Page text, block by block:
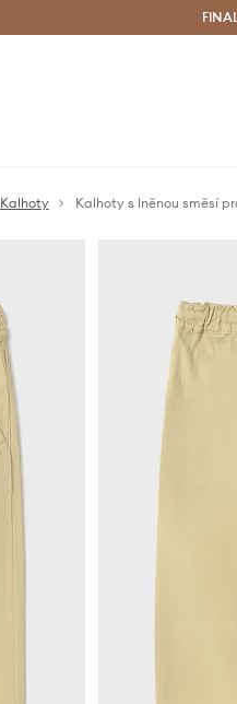
Doručení a vrácení zdarma (od
Kalhoty Kalhoty s lněnou směsí